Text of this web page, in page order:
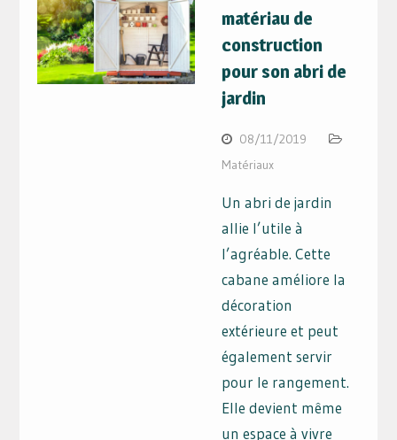
matériau de
construction
pour son abri de
jardin
08/11/2019
Matériaux
Un abri de jardin
allie l’utile à
l’agréable. Cette
cabane améliore la
décoration
extérieure et peut
également servir
pour le rangement.
Elle devient même
un espace à vivre